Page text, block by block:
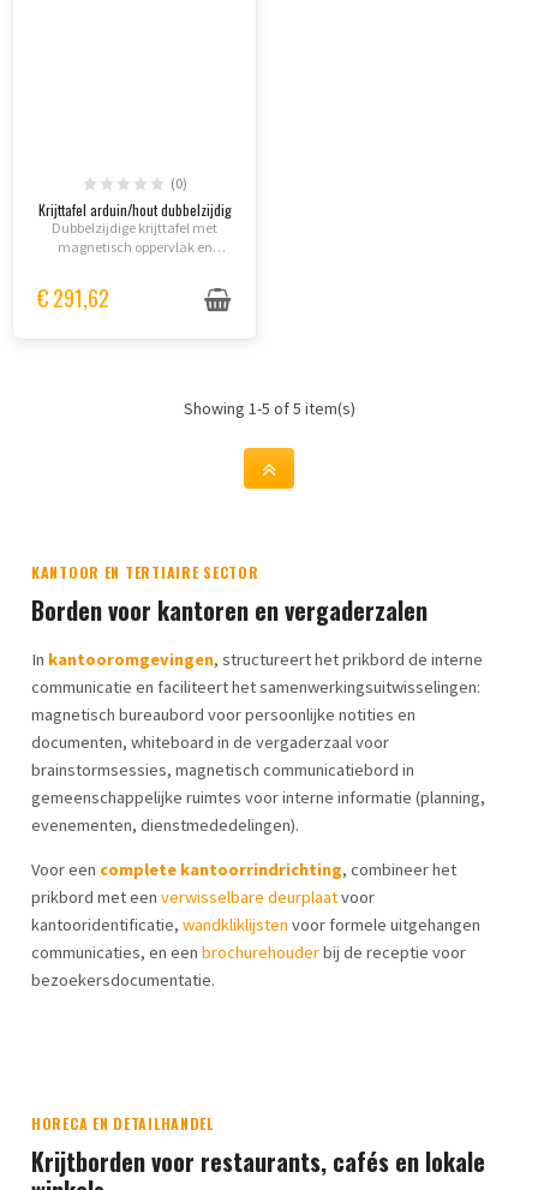
(0)
Krijttafel arduin/hout dubbelzijdig
Dubbelzijdige krijttafel met
magnetisch oppervlak en
ideaal voor restaurants en
€ 291,62
Showing 1-5 of 5 item(s)
KANTOOR EN TERTIAIRE SECTOR
Borden voor kantoren en vergaderzalen
In kantooromgevingen, structureert het prikbord de interne
communicatie en faciliteert het samenwerkingsuitwisselingen:
magnetisch bureaubord voor persoonlijke notities en
documenten, whiteboard in de vergaderzaal voor
brainstormsessies, magnetisch communicatiebord in
gemeenschappelijke ruimtes voor interne informatie (planning,
evenementen, dienstmededelingen).
Voor een complete kantoorrindrichting, combineer het
prikbord met een verwisselbare deurplaatvoor
kantooridentificatie, wandkliklijsten voor formele uitgehangen
communicaties, en een brochurehouderbij de receptie voor
bezoekersdocumentatie.
HORECA EN DETAILHANDEL
Krijtborden voor restaurants, cafés en lokale